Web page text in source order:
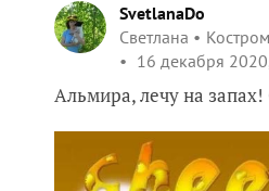
SvetlanaDo
Светлана
16 декабря
Альмира, лечу на